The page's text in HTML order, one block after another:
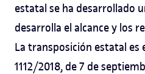
estatal se ha desarrollado
desarrolla el alcance y los
La transposición estatal es
1112/2018, de 7 de